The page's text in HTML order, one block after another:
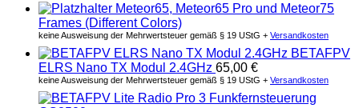
Meteor65, Meteor65 Pro und Meteor75
Frames (Different Colors)
keine Ausweisung der Mehrwertsteuer gemäß § 19 UStG + Versandkosten
BETAFPV
ELRS Nano TX Modul 2.4GHz 65,00 €
keine Ausweisung der Mehrwertsteuer gemäß § 19 UStG + Versandkosten